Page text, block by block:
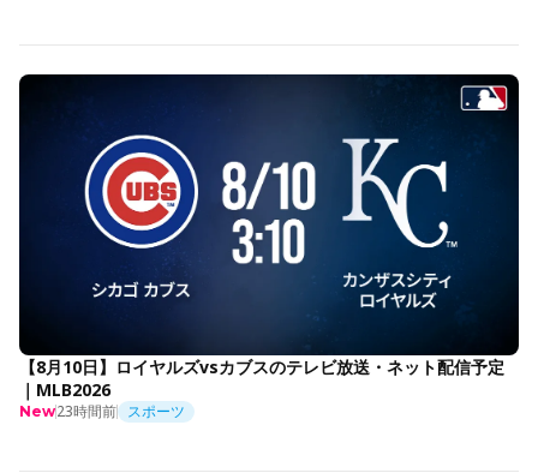
【8月10日】ロイヤルズvsカブスのテレビ放送・ネット配信予定
｜MLB2026
New23時間前 スポーツ